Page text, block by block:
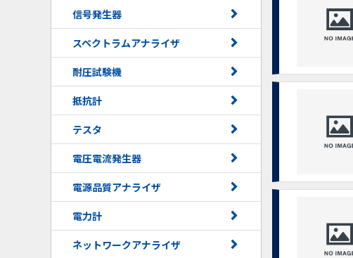
信号発生器
スペクトラムアナライザ
耐圧試験機
抵抗計
テスタ
電圧電流発生器
電源品質アナライザ
電力計
ネットワークアナライザ